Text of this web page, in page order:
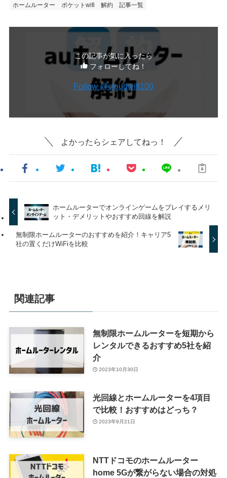
ホームルーター
ポケットwifi 解約 記事一覧
この記事が気に入ったら
フォローしてね！
Follow @cloudwifi100
よかったらシェアしてねっ！
ホームルーターでオンラインゲームをプレイするメリ
ット・デメリットやおすすめ回線を解説
無制限ホームルーターのおすすめを紹介！キャリア5
社の置くだけWiFiを比較
関連記事
無制限ホームルーターを短期から
レンタルできるおすすめ5社を紹
介
2023年10月30日
光回線とホームルーターを4項目
で比較！おすすめはどっち？
2023年9月21日
NTTドコモのホームルーター
home 5Gが繋がらない場合の対処